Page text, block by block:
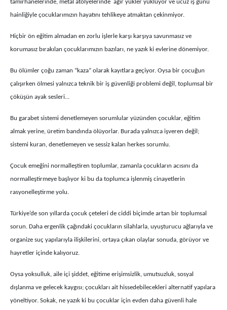
tamirhanelerinde, metal atölyelerinde ağır yükler yüklüyor ve ucuz iş günü
hainliğiyle çocuklarımızın hayatını tehlikeye atmaktan çekinmiyor.
Hiçbir ön eğitim almadan en zorlu işlerle karşı karşıya savunmasız ve
korumasız bırakılan çocuklarımızın bazıları, ne yazık ki evlerine dönemiyor.
Bu ölümler çoğu zaman “kaza” olarak kayıtlara geçiyor. Oysa bir çocuğun
çalışırken ölmesi yalnızca teknik bir iş güvenliği problemi değil, toplumsal bir
çöküşün ayak sesleri…
Bu garabet sistemi denetlemeyen sorumlular yüzünden çocuklar, eğitim
almak yerine, üretim bandında ölüyorlar. Burada yalnızca işveren değil;
sistemi kuran, denetlemeyen ve sessiz kalan herkes sorumlu.
Çocuk emeğini normalleştiren toplumlar, zamanla çocukların acısını da
normalleştirmeye başlıyor ki bu da toplumca işlenmiş cinayetlerin
rasyonelleştirme yolu.
Türkiye’de son yıllarda çocuk çeteleri de ciddi biçimde artan bir toplumsal
sorun. Daha ergenlik çağındaki çocukların silahlarla, uyuşturucu ağlarıyla ve
organize suç yapılarıyla ilişkilerini, ortaya çıkan olaylar sonuda, görüyor ve
hayretler içinde kalıyoruz.
Oysa yoksulluk, aile içi şiddet, eğitime erişimsizlik, umutsuzluk, sosyal
dışlanma ve gelecek kaygısı; çocukları ait hissedebilecekleri alternatif yapılara
yöneltiyor. Sokak, ne yazık ki bu çocuklar için evden daha güvenli hale